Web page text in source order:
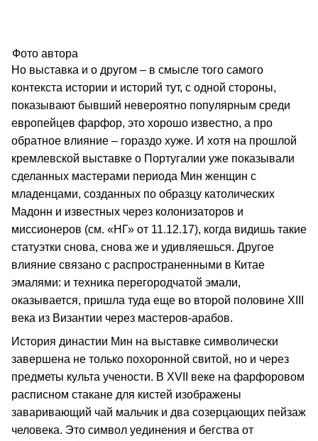
Фото автора
Но выставка и о другом – в смысле того самого
контекста истории и историй тут, с одной стороны,
показывают бывший невероятно популярным среди
европейцев фарфор, это хорошо известно, а про
обратное влияние – гораздо хуже. И хотя на прошлой
кремлевской выставке о Португалии уже показывали
сделанных мастерами периода Мин женщин с
младенцами, созданных по образцу католических
Мадонн и известных через колонизаторов и
миссионеров (см. «НГ» от 11.12.17), когда видишь такие
статуэтки снова, снова же и удивляешься. Другое
влияние связано с распространенными в Китае
эмалями: и техника перегородчатой эмали,
оказывается, пришла туда еще во второй половине XIII
века из Византии через мастеров-арабов.
История династии Мин на выставке символически
завершена не только похоронной свитой, но и через
предметы культа учености. В XVII веке на фарфоровом
расписном стакане для кистей изображены
заваривающий чай мальчик и два созерцающих пейзаж
человека. Это символ уединения и бегства от